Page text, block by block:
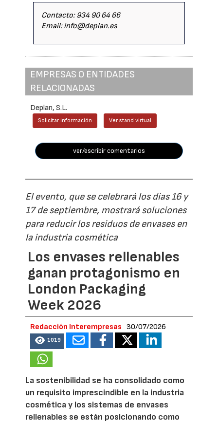
Contacto: 934 90 64 66
Email: info@deplan.es
EMPRESAS O ENTIDADES
RELACIONADAS
Deplan, S.L.
Solicitar información Ver stand virtual
ver/escribir comentarios
El evento, que se celebrará los días 16 y
17 de septiembre, mostrará soluciones
para reducir los residuos de envases en
la industria cosmética
Los envases rellenables
ganan protagonismo en
London Packaging
Week 2026
Redacción Interempresas 30/07/2026
1019
La sostenibilidad se ha consolidado como
un requisito imprescindible en la industria
cosmética y los sistemas de envases
rellenables se están posicionando como